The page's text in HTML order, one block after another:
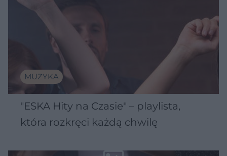
MUZYKA
"ESKA Hity na Czasie" – playlista,
która rozkręci każdą chwilę